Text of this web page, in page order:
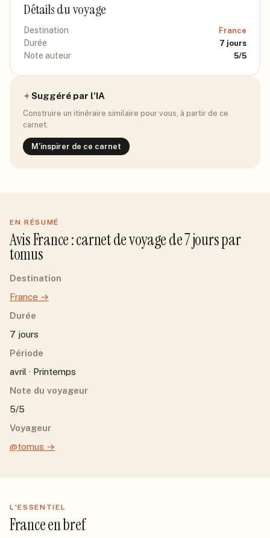
Détails du voyage
Destination France
Durée 7 jours
Note auteur 5/5
Suggéré par l'IA
Construire un itinéraire similaire pour vous, à partir de ce
carnet.
M'inspirer de ce carnet
EN RÉSUMÉ
AvisFrance: carnet de voyage de7jourspar
tomus
Destination
France →
Durée
7 jours
Période
avril · Printemps
Note du voyageur
5/5
Voyageur
@tomus →
L'ESSENTIEL
Franceen bref